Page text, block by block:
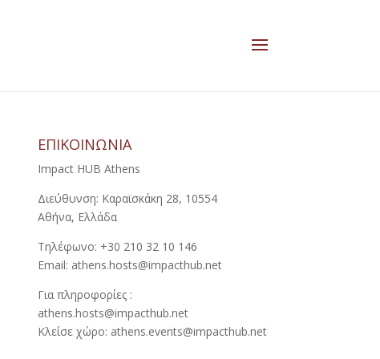
ΕΠΙΚΟΙΝΩΝΙΑ
Impact HUB Athens
Διεύθυνση: Καραϊσκάκη 28, 10554
Αθήνα, Ελλάδα
Τηλέφωνο: +30 210 32 10 146
Email: athens.hosts@impacthub.net
Για πληροφορίες :
athens.hosts@impacthub.net
Κλείσε χώρο: athens.events@impacthub.net